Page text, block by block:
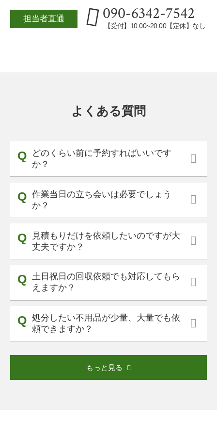
担当者直通 090-6342-7542
【受付】10:00~20:00【定休】なし
よくある質問
どのくらい前に予約すればいいです
か？
作業当日の立ち会いは必要でしょう
か？
見積もりだけを依頼したいのですが大
丈夫ですか？
土日祝日の回収依頼でも対応してもら
えますか？
処分したい不用品が少量、大量でも依
頼できますか？
もっと見る